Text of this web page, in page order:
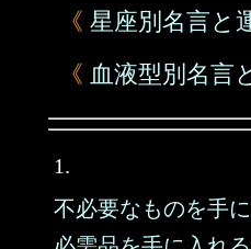
《 星座別名言と
《 血液型別名言
1.
不必要なものを手